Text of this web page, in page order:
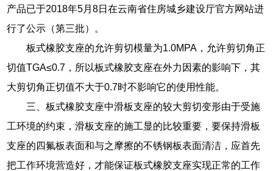
产品已于2018年5月8日在云南省住房城乡建设厅官方网站进
行了公示（第三批）。
板式橡胶支座的允许剪切模量为1.0MPA，允许剪切角正
切值TGA≤0.7，所以板式橡胶支座在外力因素的影响下，其
大剪切角正切值不大于0.7时不影响它的使用性能。
三、板式橡胶支座中滑板支座的较大剪切变形由于受施
工环境的约束，滑板支座的施工显的比较重要，要保持滑板
支座的四氟板表面和与之摩擦的不锈钢板表面清洁，应首先
把工作环境营造好，才能保证板式橡胶支座实现正常的工作